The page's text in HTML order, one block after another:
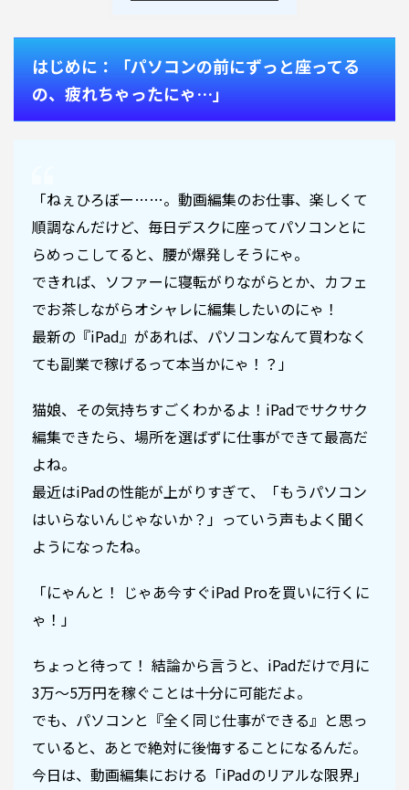
はじめに：「パソコンの前にずっと座ってる
の、疲れちゃったにゃ…」
「ねぇひろぼー……。動画編集のお仕事、楽しくて
順調なんだけど、毎日デスクに座ってパソコンとに
らめっこしてると、腰が爆発しそうにゃ。
できれば、ソファーに寝転がりながらとか、カフェ
でお茶しながらオシャレに編集したいのにゃ！
最新の『iPad』があれば、パソコンなんて買わなく
ても副業で稼げるって本当かにゃ！？」
猫娘、その気持ちすごくわかるよ！iPadでサクサク
編集できたら、場所を選ばずに仕事ができて最高だ
よね。
最近はiPadの性能が上がりすぎて、「もうパソコン
はいらないんじゃないか？」っていう声もよく聞く
ようになったね。
「にゃんと！ じゃあ今すぐiPad Proを買いに行くに
ゃ！」
ちょっと待って！ 結論から言うと、iPadだけで月に
3万〜5万円を稼ぐことは十分に可能だよ。
でも、パソコンと『全く同じ仕事ができる』と思っ
ていると、あとで絶対に後悔することになるんだ。
今日は、動画編集における「iPadのリアルな限界」